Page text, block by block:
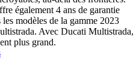
également 4 ans de garantie
modèles de la gamme 2023
Avec Ducati Multistrada,
plus grand.